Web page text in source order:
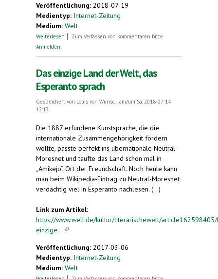
Veröffentlichung: 2018-07-19
Medientyp: Internet-Zeitung
Medium: Welt
Weiterlesen über Thüringer Familie bei Esperanto-Treffen in
Zum Verfassen von Kommentaren bitte
Anmelden
Das einzige Land der Welt, das
Esperanto sprach
Gespeichert von Louis von Wunsc...
am/um Sa, 2018-07-14
12:13
Die 1887 erfundene Kunstsprache, die die
internationale Zusammengehörigkeit fördern
wollte, passte perfekt ins übernationale Neutral-
Moresnet und taufte das Land schon mal in
„Amikejo“, Ort der Freundschaft. Noch heute kann
man beim Wikipedia-Eintrag zu Neutral-Moresnet
verdächtig viel in Esperanto nachlesen. (...)
Link zum Artikel:
https://www.welt.de/kultur/literarischewelt/article162598405/
einzige...(link is external)
Veröffentlichung: 2017-03-06
Medientyp: Internet-Zeitung
Medium: Welt
über Das einzige Land der Welt, das Esperanto